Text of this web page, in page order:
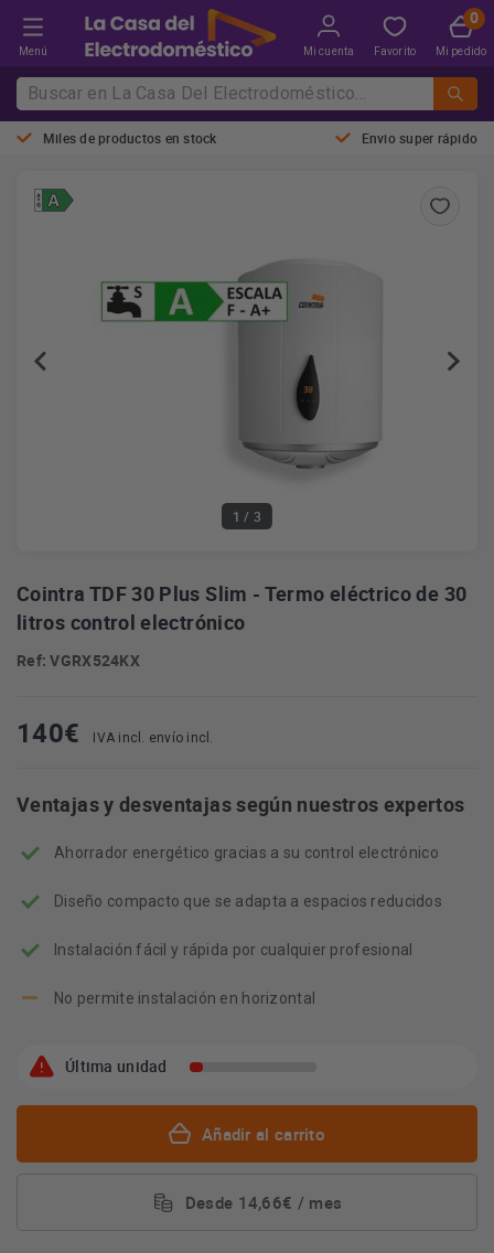
Menú Mi cuenta Favorito Mi pedido
Miles de productos en stock Envio super rápido
1 / 3
Cointra TDF 30 Plus Slim - Termo eléctrico de 30
litros control electrónico
Ref: VGRX524KX
140€ IVA incl. envío incl.
Ventajas y desventajas según nuestros expertos
Ahorrador energético gracias a su control electrónico
Diseño compacto que se adapta a espacios reducidos
Instalación fácil y rápida por cualquier profesional
No permite instalación en horizontal
Última unidad
Añadir al carrito
Desde 14,66€ / mes